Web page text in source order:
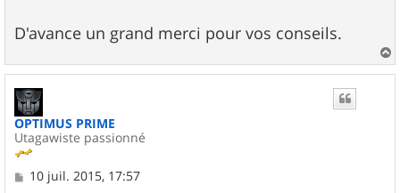
D'avance un grand merci pour vos conseils.
a
OPTIMUS PRIME
Utagawiste passionné
M10 juil. 2015, 17:57